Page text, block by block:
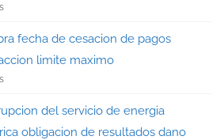
fecha de cesacion de pagos
limite maximo
del servicio de energia
obligacion de resultados dano